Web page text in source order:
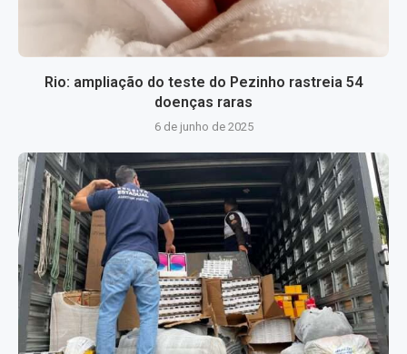
Rio: ampliação do teste do Pezinho rastreia 54
doenças raras
6 de junho de 2025